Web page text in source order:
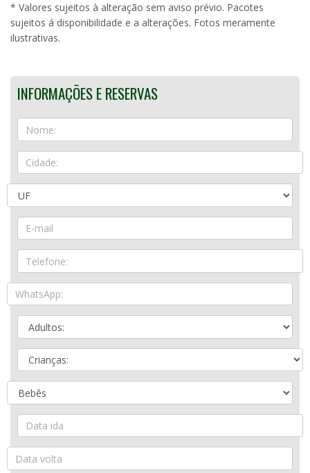
* Valores sujeitos à alteração sem aviso prévio. Pacotes
sujeitos á disponibilidade e a alterações. Fotos meramente
ilustrativas.
INFORMAÇÕES E RESERVAS